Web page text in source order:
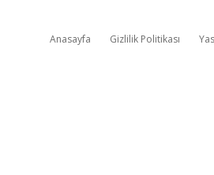
Anasayfa Gizlilik Politikası